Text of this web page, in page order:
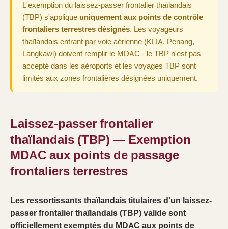
L'exemption du laissez-passer frontalier thaïlandais
(TBP) s'applique uniquement aux points de contrôle
frontaliers terrestres désignés. Les voyageurs
thaïlandais entrant par voie aérienne (KLIA, Penang,
Langkawi) doivent remplir le MDAC - le TBP n'est pas
accepté dans les aéroports et les voyages TBP sont
limités aux zones frontalières désignées uniquement.
Laissez-passer frontalier
thaïlandais (TBP) — Exemption
MDAC aux points de passage
frontaliers terrestres
Les ressortissants thaïlandais titulaires d'un laissez-
passer frontalier thaïlandais (TBP) valide sont
officiellement exemptés du MDAC aux points de